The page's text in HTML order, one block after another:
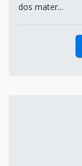
dos mater...